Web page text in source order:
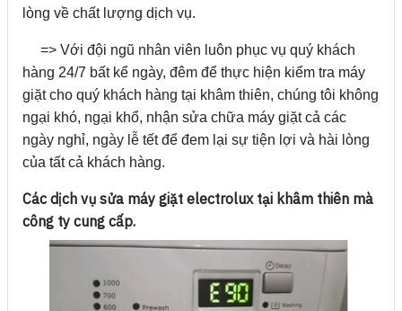
lòng về chất lượng dịch vụ.
=> Với đội ngũ nhân viên luôn phục vụ quý khách
hàng 24/7 bất kể ngày, đêm để thực hiện kiểm tra máy
giặt cho quý khách hàng tại khâm thiên, chúng tôi không
ngại khó, ngại khổ, nhận sửa chữa máy giặt cả các
ngày nghỉ, ngày lễ tết để đem lại sự tiện lợi và hài lòng
của tất cả khách hàng.
Các dịch vụ sửa máy giặt electrolux tại khâm thiên mà
công ty cung cấp.